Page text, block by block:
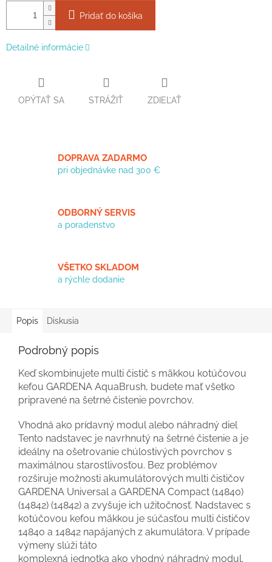
Pridať do košíka
Detailné informácie
OPÝTAŤ SA STRÁŽIŤ ZDIEĽAŤ
DOPRAVA ZADARMO
pri objednávke nad 300 €
ODBORNÝ SERVIS
a poradenstvo
VŠETKO SKLADOM
a rýchle dodanie
Popis Diskusia
Podrobný popis
Keď skombinujete multi čistič s mäkkou kotúčovou
kefou GARDENA AquaBrush, budete mať všetko
pripravené na šetrné čistenie povrchov.
Vhodná ako prídavný modul alebo náhradný diel
Tento nadstavec je navrhnutý na šetrné čistenie a je
ideálny na ošetrovanie chúlostivých povrchov s
maximálnou starostlivosťou. Bez problémov
rozširuje možnosti akumulátorových multi čističov
GARDENA Universal a GARDENA Compact (14840)
(14842) (14842) a zvyšuje ich užitočnosť. Nadstavec s
kotúčovou kefou mäkkou je súčasťou multi čističov
14840 a 14842 napájaných z akumulátora. V prípade
výmeny slúži táto
komplexná jednotka ako vhodný náhradný modul.